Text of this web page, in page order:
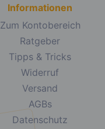
Informationen
Zum Kontobereich
Ratgeber
Tipps & Tricks
Widerruf
Versand
AGBs
Datenschutz